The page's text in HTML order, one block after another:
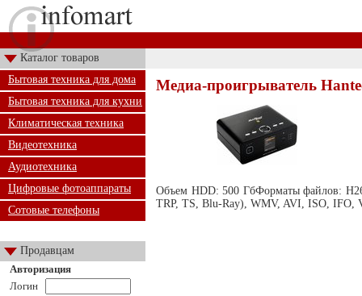
Каталог товаров
Бытовая техника для дома
Бытовая техника для кухни
Климатическая техника
Видеотехника
Аудиотехника
Цифровые фотоаппараты
Сотовые телефоны
Продавцам
Авторизация
Логин
Медиа-проигрыватель
Объем HDD: 500 ГбФорматы файлов:
TRP, TS, Blu-Ray), WMV, AVI, ISO, IFO,